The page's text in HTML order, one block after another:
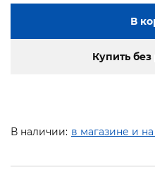
В
Купить
В наличии: в магазине и